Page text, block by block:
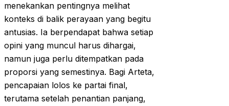
menekankan pentingnya melihat
konteks di balik perayaan yang begitu
antusias. Ia berpendapat bahwa setiap
opini yang muncul harus dihargai,
namun juga perlu ditempatkan pada
proporsi yang semestinya. Bagi Arteta,
pencapaian lolos ke partai final,
terutama setelah penantian panjang,